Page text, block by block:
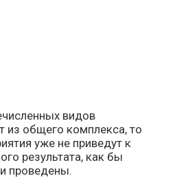
видов
из общего комплекса, то
уже не приведут к
результата, как бы
проведены.